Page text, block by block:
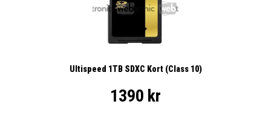
Ultispeed 1TB SDXC Kort (Class 10)
1390 kr